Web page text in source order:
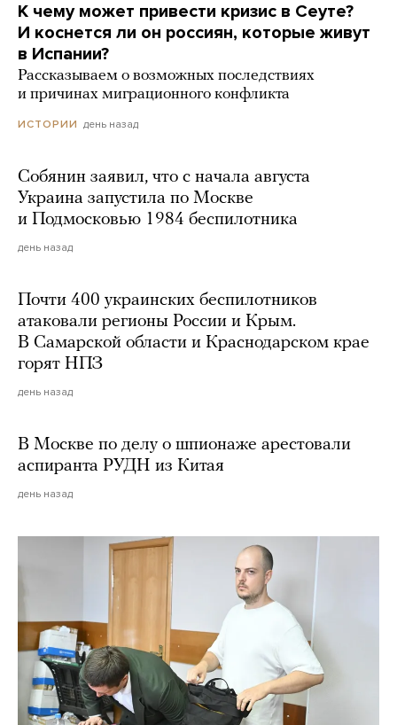
К чему может привести кризис в Сеуте?
И коснется ли он россиян, которые живут
в Испании?
Рассказываем о возможных последствиях
и причинах миграционного конфликта
ИСТОРИИ день назад
Собянин заявил, что с начала августа
Украина запустила по Москве
и Подмосковью 1984 беспилотника
день назад
Почти 400 украинских беспилотников
атаковали регионы России и Крым.
В Самарской области и Краснодарском крае
горят НПЗ
день назад
В Москве по делу о шпионаже арестовали
аспиранта РУДН из Китая
день назад